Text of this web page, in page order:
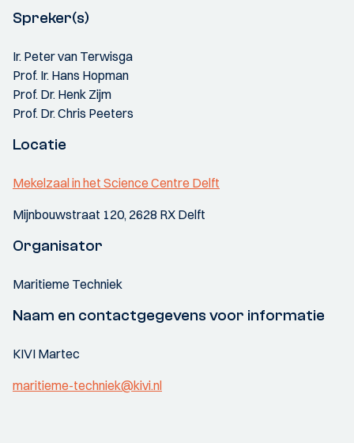
Spreker(s)
Ir. Peter van Terwisga
Prof. Ir. Hans Hopman
Prof. Dr. Henk Zijm
Prof. Dr. Chris Peeters
Locatie
Mekelzaal in het Science Centre Delft
Mijnbouwstraat 120, 2628 RX Delft
Organisator
Maritieme Techniek
Naam en contactgegevens voor informatie
KIVI Martec
maritieme-techniek@kivi.nl